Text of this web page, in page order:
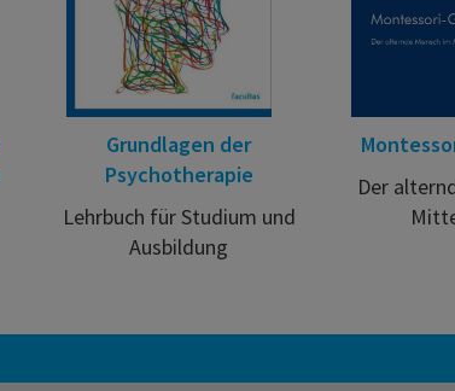
Grundlagen der
Psychotherapie
Lehrbuch für Studium und
Ausbildung
Der